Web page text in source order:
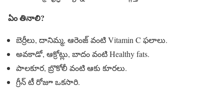
ఏం తినాలి?
బెర్రీలు, దానిమ్మ, ఆరెంజ్ వంటి Vitamin C ఫలాలు.
అవకాడో, ఆక్రోట్లు, బాదం వంటి Healthy fats.
పాలకూర, బ్రొకోలీ వంటి ఆకు కూరలు.
గ్రీన్ టీ రోజూ ఒకసారి.